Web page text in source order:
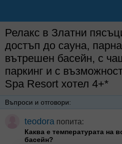
Релакс в Златни
достъп до сауна,
вътрешен басейн, с
паркинг и с
Spa Resort хотел 4+*
Въпроси и отговори:
teodora попита:
Каква е температурата на
басейн?